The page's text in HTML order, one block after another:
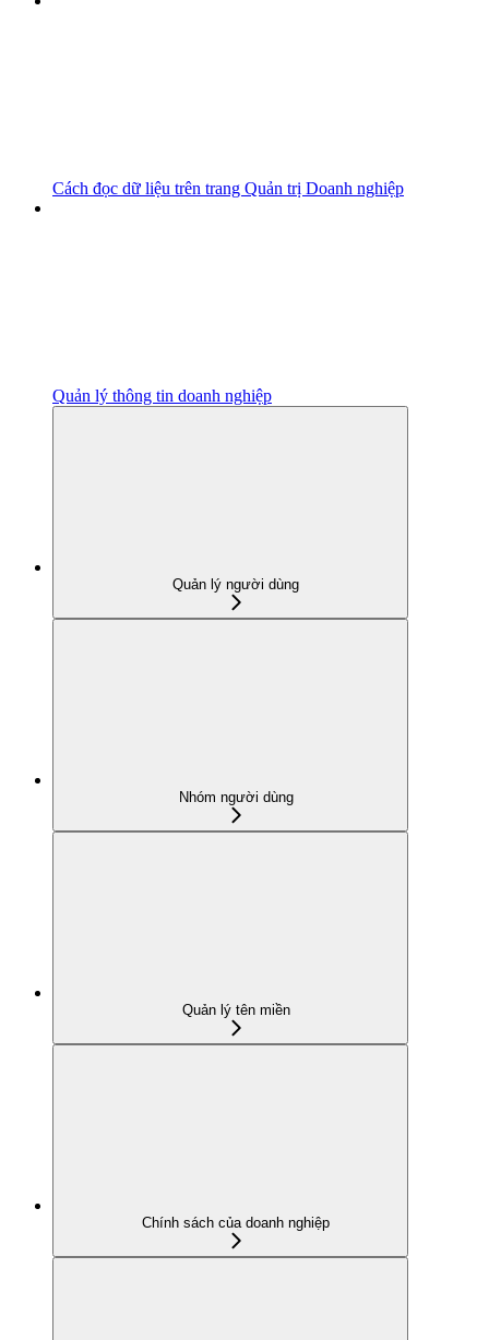
Cách đọc dữ liệu trên trang Quản trị Doanh nghiệp
Quản lý thông tin doanh nghiệp
Quản lý người dùng
Nhóm người dùng
Quản lý tên miền
Chính sách của doanh nghiệp